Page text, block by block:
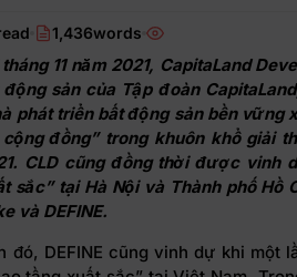
1,436words
11 năm 2021, CapitaLand
động sản của Tập đoàn
phát triển bất động sản bền vững
đồng” trong khuôn khổ giải
CLD cũng đồng thời được vinh
sắc” tại Hà Nội và Thành phố Hồ
và DEFINE.
đó, DEFINE cũng vinh dự khi một